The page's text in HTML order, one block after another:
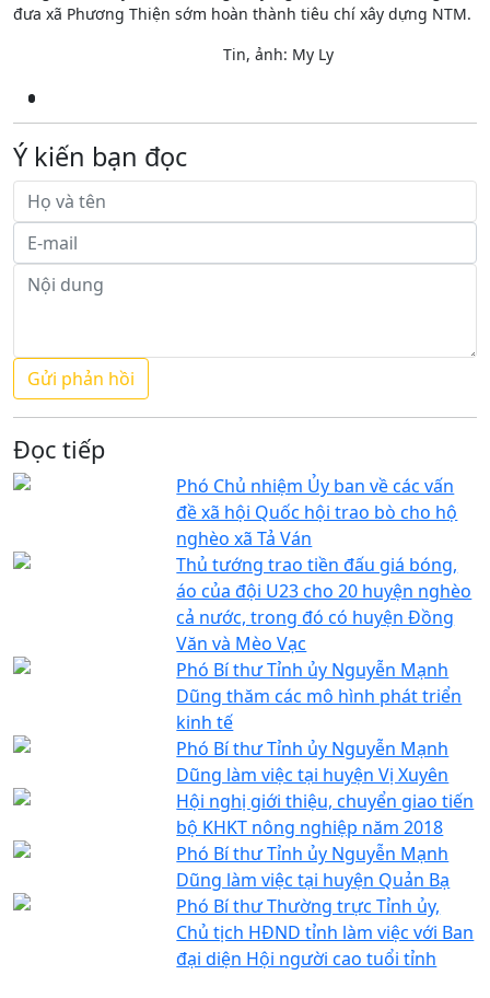
đưa xã Phương Thiện sớm hoàn thành tiêu chí xây dựng NTM.
Tin, ảnh: My Ly
Ý kiến bạn đọc
Đọc tiếp
Phó Chủ nhiệm Ủy ban về các vấn
đề xã hội Quốc hội trao bò cho hộ
nghèo xã Tả Ván
Thủ tướng trao tiền đấu giá bóng,
áo của đội U23 cho 20 huyện nghèo
cả nước, trong đó có huyện Đồng
Văn và Mèo Vạc
Phó Bí thư Tỉnh ủy Nguyễn Mạnh
Dũng thăm các mô hình phát triển
kinh tế
Phó Bí thư Tỉnh ủy Nguyễn Mạnh
Dũng làm việc tại huyện Vị Xuyên
Hội nghị giới thiệu, chuyển giao tiến
bộ KHKT nông nghiệp năm 2018
Phó Bí thư Tỉnh ủy Nguyễn Mạnh
Dũng làm việc tại huyện Quản Bạ
Phó Bí thư Thường trực Tỉnh ủy,
Chủ tịch HĐND tỉnh làm việc với Ban
đại diện Hội người cao tuổi tỉnh